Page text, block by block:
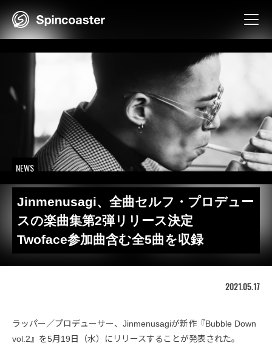
to
content
NEWS
Jinmenusagi、全曲セルフ・プロデュー
スの楽曲集第2弾リリース決定
Twoface参加曲含む全5曲を収録
2021.05.17
ラッパー／プロデューサー、Jinmenusagiが新作『Bubble Down
vol.2』を5月19日（水）にリリースすることが発表された。